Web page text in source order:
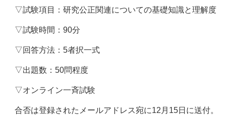
▽試験項目：研究公正関連についての基礎知識と理解度
▽試験時間：90分
▽回答方法：5者択一式
▽出題数：50問程度
▽オンライン一斉試験
合否は登録されたメールアドレス宛に12月15日に送付。